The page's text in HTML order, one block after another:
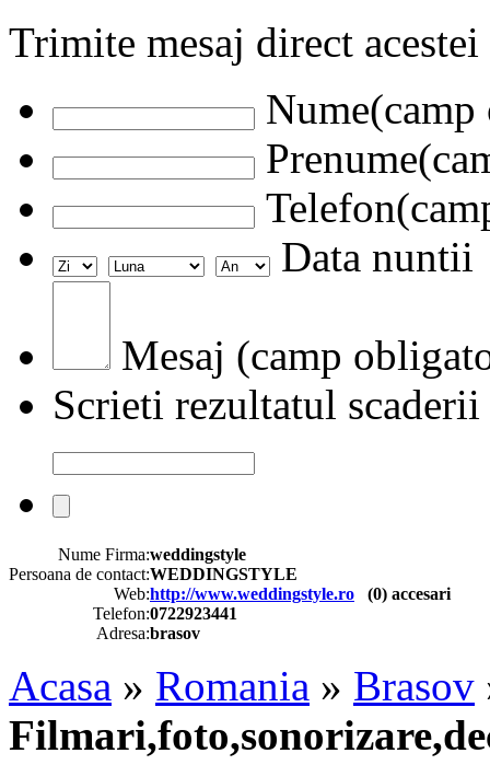
Trimite mesaj direct
Data nuntii
Mesaj (camp
Scrieti rezultatul scaderii
Nume Firma:weddingstyle
Persoana de contact:WEDDINGSTYLE
Web:http://www.weddingstyle.ro (0) accesari
Telefon:0722923441
Adresa:brasov
Acasa » Romania » Brasov